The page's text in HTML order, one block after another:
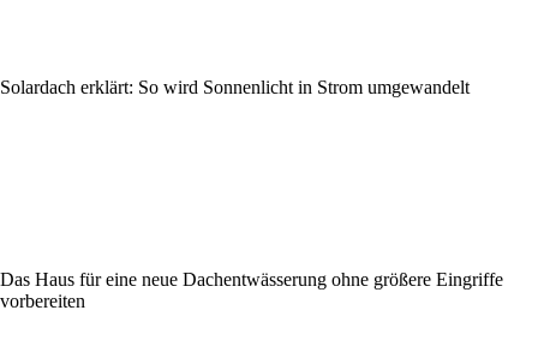
Solardach erklärt: So wird Sonnenlicht in Strom umgewandelt
Das Haus für eine neue Dachentwässerung ohne größere Eingriffe
vorbereiten